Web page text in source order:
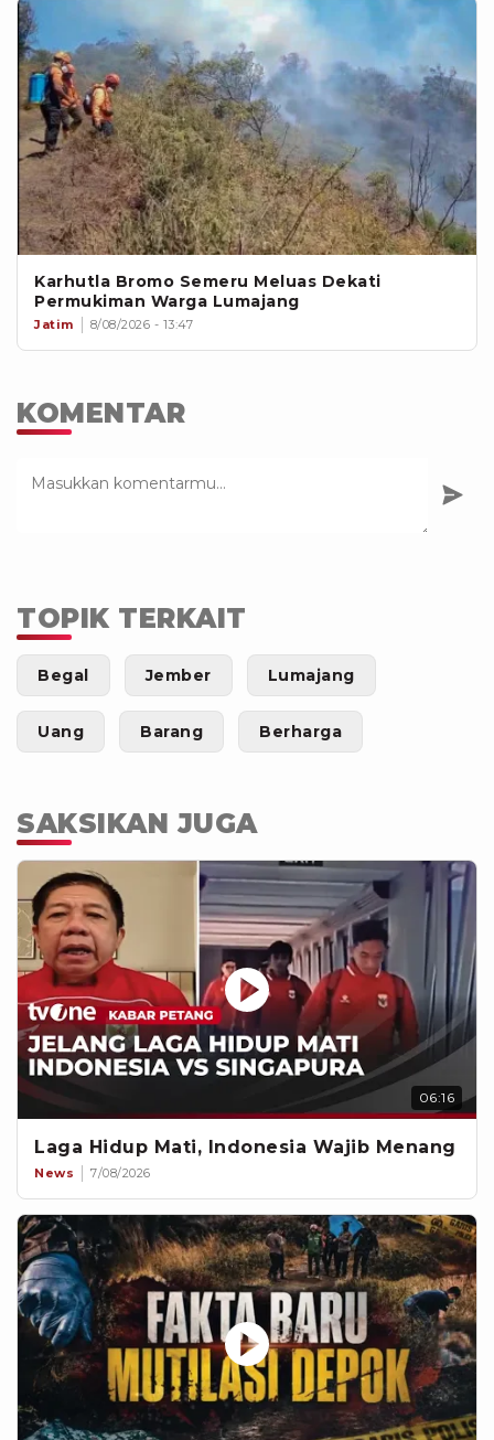
Karhutla Bromo Semeru Meluas Dekati
Permukiman Warga Lumajang
Jatim 8/08/2026 - 13:47
KOMENTAR
TOPIK TERKAIT
Begal Jember Lumajang
Uang Barang Berharga
SAKSIKAN JUGA
06:16
Laga Hidup Mati, Indonesia Wajib Menang
News 7/08/2026